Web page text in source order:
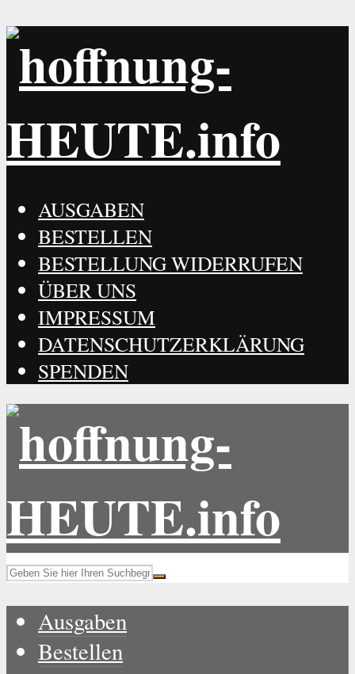
AUSGABEN
BESTELLEN
BESTELLUNG WIDERRUFEN
ÜBER UNS
IMPRESSUM
DATENSCHUTZERKLÄRUNG
SPENDEN
Ausgaben
Bestellen